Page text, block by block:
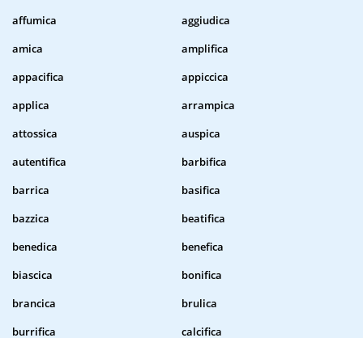
affumica
aggiudica
amica
amplifica
appacifica
appiccica
applica
arrampica
attossica
auspica
autentifica
barbifica
barrica
basifica
bazzica
beatifica
benedica
benefica
biascica
bonifica
brancica
brulica
burrifica
calcifica